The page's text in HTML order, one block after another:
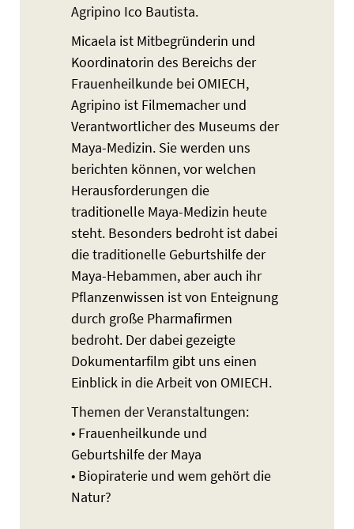
Agripino Ico Bautista.
Micaela ist Mitbegründerin und
Koordinatorin des Bereichs der
Frauenheilkunde bei OMIECH,
Agripino ist Filmemacher und
Verantwortlicher des Museums der
Maya-Medizin. Sie werden uns
berichten können, vor welchen
Herausforderungen die
traditionelle Maya-Medizin heute
steht. Besonders bedroht ist dabei
die traditionelle Geburtshilfe der
Maya-Hebammen, aber auch ihr
Pflanzenwissen ist von Enteignung
durch große Pharmafirmen
bedroht. Der dabei gezeigte
Dokumentarfilm gibt uns einen
Einblick in die Arbeit von OMIECH.
Themen der Veranstaltungen:
• Frauenheilkunde und
Geburtshilfe der Maya
• Biopiraterie und wem gehört die
Natur?